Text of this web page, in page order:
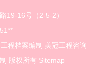
19-16号（2-5-2）
工程档案编制 美冠工程咨询
版权所有 Sitemap